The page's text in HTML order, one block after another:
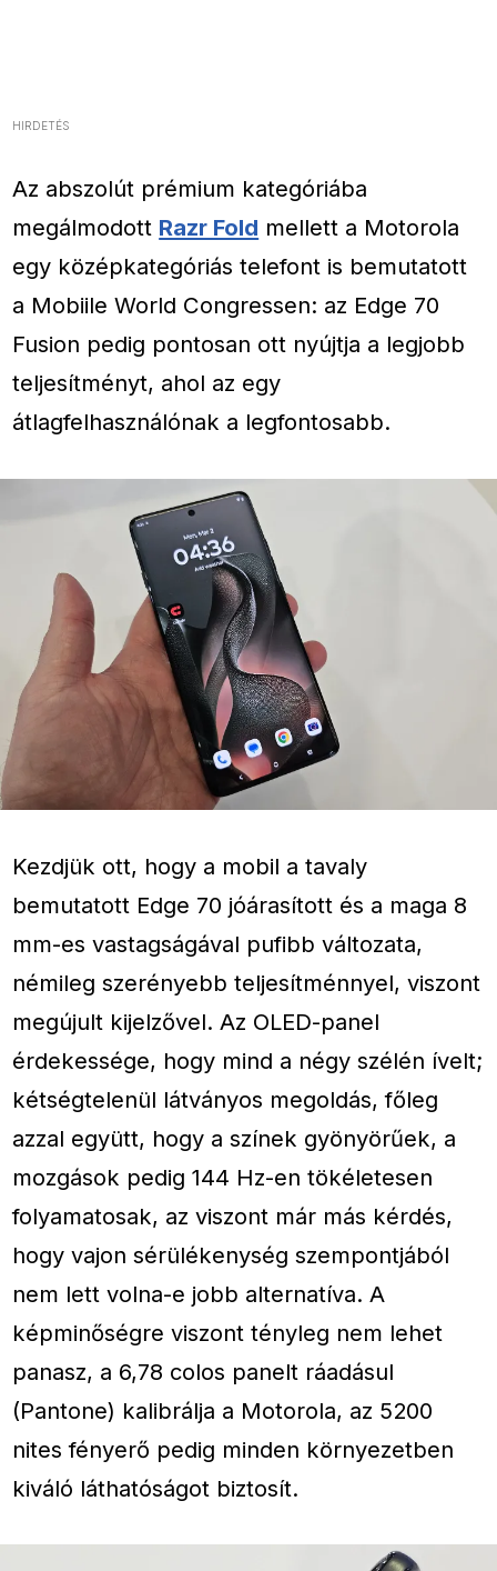
HIRDETÉS
Az abszolút prémium kategóriába
megálmodott Razr Fold mellett a Motorola
egy középkategóriás telefont is bemutatott
a Mobiile World Congressen: az Edge 70
Fusion pedig pontosan ott nyújtja a legjobb
teljesítményt, ahol az egy
átlagfelhasználónak a legfontosabb.
Kezdjük ott, hogy a mobil a tavaly
bemutatott Edge 70 jóárasított és a maga 8
mm-es vastagságával pufibb változata,
némileg szerényebb teljesítménnyel, viszont
megújult kijelzővel. Az OLED-panel
érdekessége, hogy mind a négy szélén ívelt;
kétségtelenül látványos megoldás, főleg
azzal együtt, hogy a színek gyönyörűek, a
mozgások pedig 144 Hz-en tökéletesen
folyamatosak, az viszont már más kérdés,
hogy vajon sérülékenység szempontjából
nem lett volna-e jobb alternatíva. A
képminőségre viszont tényleg nem lehet
panasz, a 6,78 colos panelt ráadásul
(Pantone) kalibrálja a Motorola, az 5200
nites fényerő pedig minden környezetben
kiváló láthatóságot biztosít.